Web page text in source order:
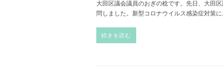
大田区議会議員のおぎの稔です。先日、大田
問しました。新型コロナウイルス感染症対策
続きを読む